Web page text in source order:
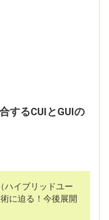
するCUIとGUIの
ハイブリッドユー
に迫る！今後展開